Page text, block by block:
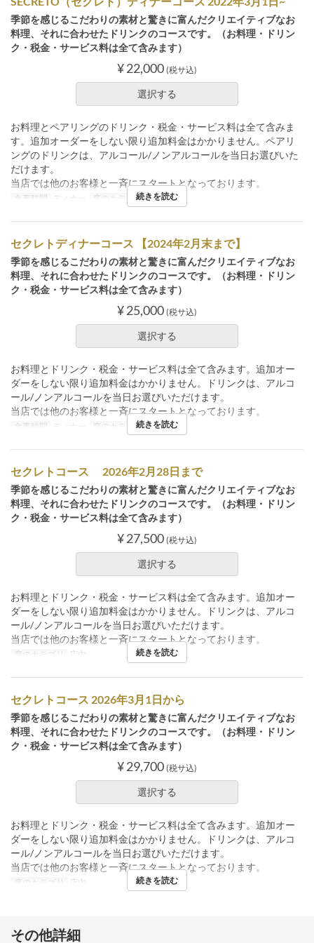
季節を感じるこだわりの素材と驚きに富んだクリエイティブなお
料理、それに合わせたドリンクのコースです。（お料理・ドリン
ク・税金・サービス料は全て含みます）
¥ 22,000 (税サ込)
選択する
お料理とペアリングのドリンク・税金・サービス料は全て含みま
す。追加オーダーをしない限り追加料金はかかりません。ペアリ
ングのドリンクは、アルコール/ノンアルコールを当日お選びいた
だけます。
当店では他のお客様と一斉にスタートとなっております。
食事時間 ディナー 席のカテゴリ 店内
続きを読む
セクレトディナーコース 【2024年2月末まで】
季節を感じるこだわりの素材と驚きに富んだクリエイティブなお
料理、それに合わせたドリンクのコースです。（お料理・ドリン
ク・税金・サービス料は全て含みます）
¥ 25,000 (税サ込)
選択する
お料理とドリンク・税金・サービス料は全て含みます。追加オー
ダーをしない限り追加料金はかかりません。ドリンクは、アルコ
ール/ノンアルコールを当日お選びいただけます。
当店では他のお客様と一斉にスタートとなっております。
食事時間 ディナー 席のカテゴリ 店内
続きを読む
セクレトコース 2026年2月28日まで
季節を感じるこだわりの素材と驚きに富んだクリエイティブなお
料理、それに合わせたドリンクのコースです。（お料理・ドリン
ク・税金・サービス料は全て含みます）
¥ 27,500 (税サ込)
選択する
お料理とドリンク・税金・サービス料は全て含みます。追加オー
ダーをしない限り追加料金はかかりません。ドリンクは、アルコ
ール/ノンアルコールを当日お選びいただけます。
当店では他のお客様と一斉にスタートとなっております。
席のカテゴリ 店内 続きを読む
セクレトコース 2026年3月1日から
季節を感じるこだわりの素材と驚きに富んだクリエイティブなお
料理、それに合わせたドリンクのコースです。（お料理・ドリン
ク・税金・サービス料は全て含みます）
¥ 29,700 (税サ込)
選択する
お料理とドリンク・税金・サービス料は全て含みます。追加オー
ダーをしない限り追加料金はかかりません。ドリンクは、アルコ
ール/ノンアルコールを当日お選びいただけます。
当店では他のお客様と一斉にスタートとなっております。
席のカテゴリ 店内 続きを読む
その他詳細